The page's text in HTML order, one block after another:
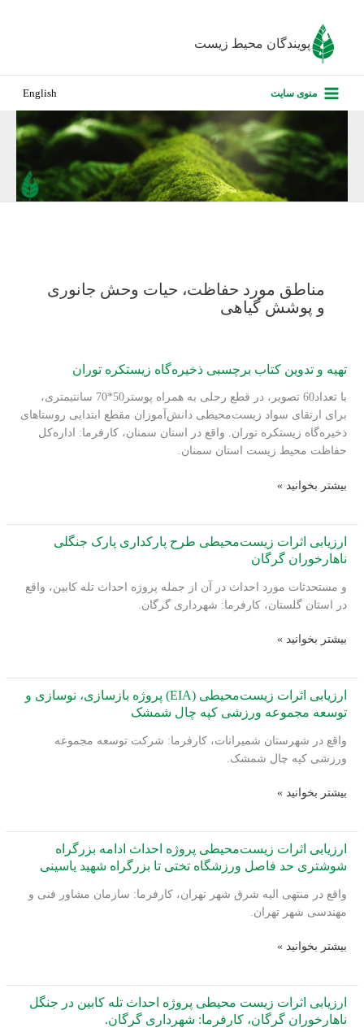
پویندگان محیط زیست
منوی سایت English
مناطق مورد حفاظت، حیات وحش جانوری
و پوشش گیاهی
تهیه و تدوین کتاب برچسبی ذخیره‌گاه زیستکره توران
با تعداد60 تصویر، در قطع رحلی به همراه پوستر50*70 سانتیمتری،
برای ارتقای سواد زیست‌محیطی دانش‌آموزان مقطع ابتدایی روستاهای
ذخیره‌گاه زیستکره توران. واقع در استان سمنان، کارفرما: اداره‌کل
حفاظت محیط زیست استان سمنان.
تهیه
کتاب
برچسبی
زیستکره
توران
بیشتر بخوانید »
ارزیابی اثرات زیست‌محیطی طرح پارکداری پارک جنگلی
ناهارخوران گرگان
و مستحدثات مورد احداث در آن از جمله پروژه احداث تله کابین، واقع
در استان گلستان، کارفرما: شهرداری گرگان.
ارزیابی
طرح
پارکداری
جنگلی
ناهارخوران
بیشتر بخوانید »
ارزیابی اثرات زیست‌محیطی (EIA) پروژه بازسازی، نوسازی و
توسعه مجموعه ورزشی کپه چال شمشک
واقع در شهرستان شمیرانات، کارفرما: شرکت توسعه مجموعه
ورزشی کپه چال شمشک.
ارزیابی
پروژه
نوسازی
و
مجموعه
کپه
چال
شمشک
بیشتر بخوانید »
ارزیابی اثرات زیست‌محیطی پروژه احداث ادامه بزرگراه
شوشتری حد فاصل ورزشگاه تختی تا بزرگراه شهید یاسینی
واقع در منتهی الیه شرق شهر تهران، کارفرما: سازمان مشاور فنی و
مهندسی شهر تهران.
ارزیابی
پروژه
احداث
بیشتر بخوانید »
ارزیابی اثرات زیست محیطی پروژه احداث تله کابین در جنگل
ناهارخوران گرگان، کارفرما: شهرداری گرگان.
درباره ما
پروژه‌های
تماس با ما